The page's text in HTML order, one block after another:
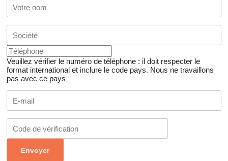
Veuillez vérifier le numéro de téléphone : il doit respecter le
format international et inclure le code pays. Nous ne travaillons
pas avec ce pays